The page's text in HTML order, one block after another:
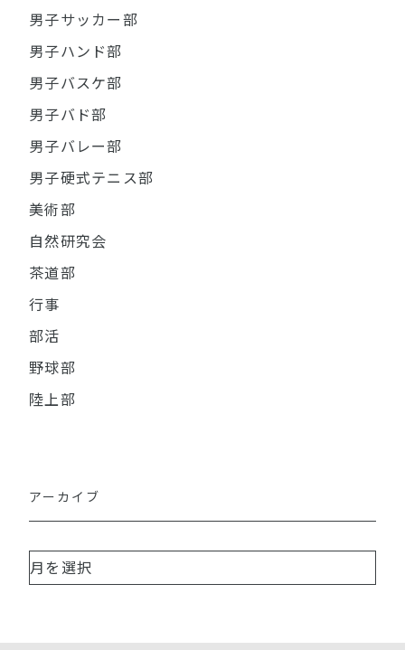
男子サッカー部
男子ハンド部
男子バスケ部
男子バド部
男子バレー部
男子硬式テニス部
美術部
自然研究会
茶道部
行事
部活
野球部
陸上部
アーカイブ